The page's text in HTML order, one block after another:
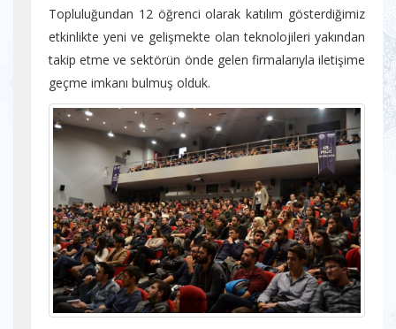
Topluluğundan 12 öğrenci olarak katılım gösterdiğimiz
etkinlikte yeni ve gelişmekte olan teknolojileri yakından
takip etme ve sektörün önde gelen firmalarıyla iletişime
geçme imkanı bulmuş olduk.